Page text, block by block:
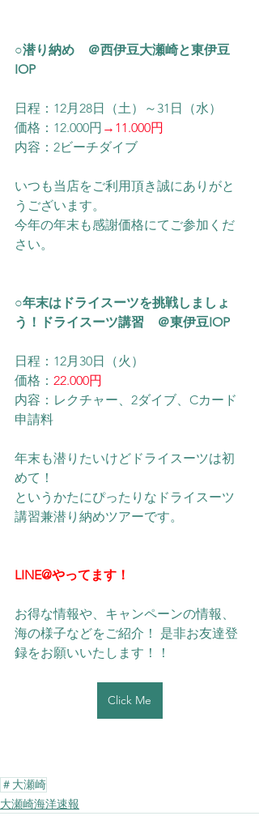
○潜り納め　＠西伊豆大瀬崎と東伊豆
IOP
日程：12月28日（土）～31日（水）
価格：12.000円 →11.000円
内容：2ビーチダイブ
いつも当店をご利用頂き誠にありがと
うございます。
今年の年末も感謝価格にてご参加くだ
さい。
○年末はドライスーツを挑戦しましょ
う！ドライスーツ講習　＠東伊豆IOP
日程：12月30日（火）
価格： 22.000円
内容：レクチャー、2ダイブ、Cカード
申請料
年末も潜りたいけどドライスーツは初
めて！
というかたにぴったりなドライスーツ
講習兼潜り納めツアーです。
LINE@やってます！
お得な情報や、キャンペーンの情報、
海の様子などをご紹介！ 是非お友達登
録をお願いいたします！！
Click Me
＃大瀬崎
大瀬崎海洋速報